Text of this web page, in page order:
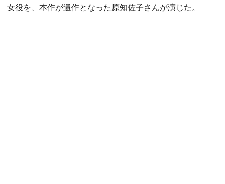
女役を、本作が遺作となった原知佐子さんが演じた。